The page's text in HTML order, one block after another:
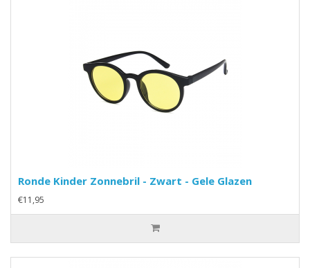
Ronde Kinder Zonnebril - Zwart - Gele Glazen
€11,95